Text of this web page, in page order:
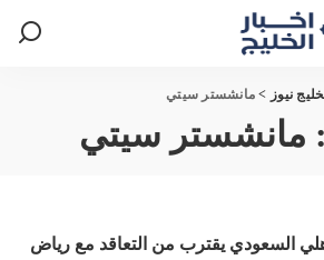
نيوز > مانشستر سيتي
مانشستر سيتي
السعودي يقترب من التعاقد مع رياض